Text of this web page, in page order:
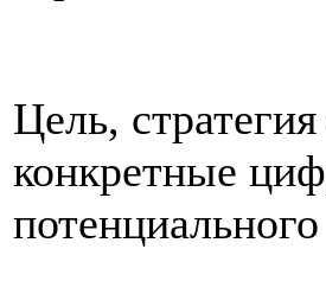
Цель,
конкретные